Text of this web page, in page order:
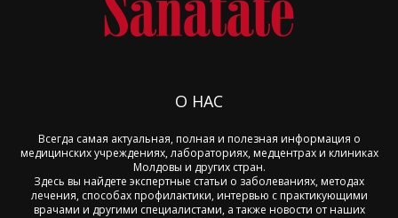
О НАС
Всегда самая актуальная, полная и полезная информация о
медицинских учреждениях, лабораториях, медцентрах и клиниках
Молдовы и других стран.
Здесь вы найдете экспертные статьи о заболеваниях, методах
лечения, способах профилактики, интервью с практикующими
врачами и другими специалистами, а также новости от наших